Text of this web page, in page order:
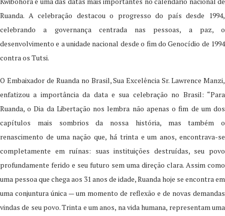
Ruanda. A celebração destacou o progresso do país desde 1994,
celebrando a governança centrada nas pessoas, a paz, o
desenvolvimento e a unidade nacional desde o fim do Genocídio de 1994
contra os Tutsi.
O Embaixador de Ruanda no Brasil, Sua Excelência Sr. Lawrence Manzi,
enfatizou a importância da data e sua celebração no Brasil: “Para
Ruanda, o Dia da Libertação nos lembra não apenas o fim de um dos
capítulos mais sombrios da nossa história, mas também o
renascimento de uma nação que, há trinta e um anos, encontrava-se
completamente em ruínas: suas instituições destruídas, seu povo
profundamente ferido e seu futuro sem uma direção clara. Assim como
uma pessoa que chega aos 31 anos de idade, Ruanda hoje se encontra em
uma conjuntura única — um momento de reflexão e de novas demandas
vindas de seu povo. Trinta e um anos, na vida humana, representam uma